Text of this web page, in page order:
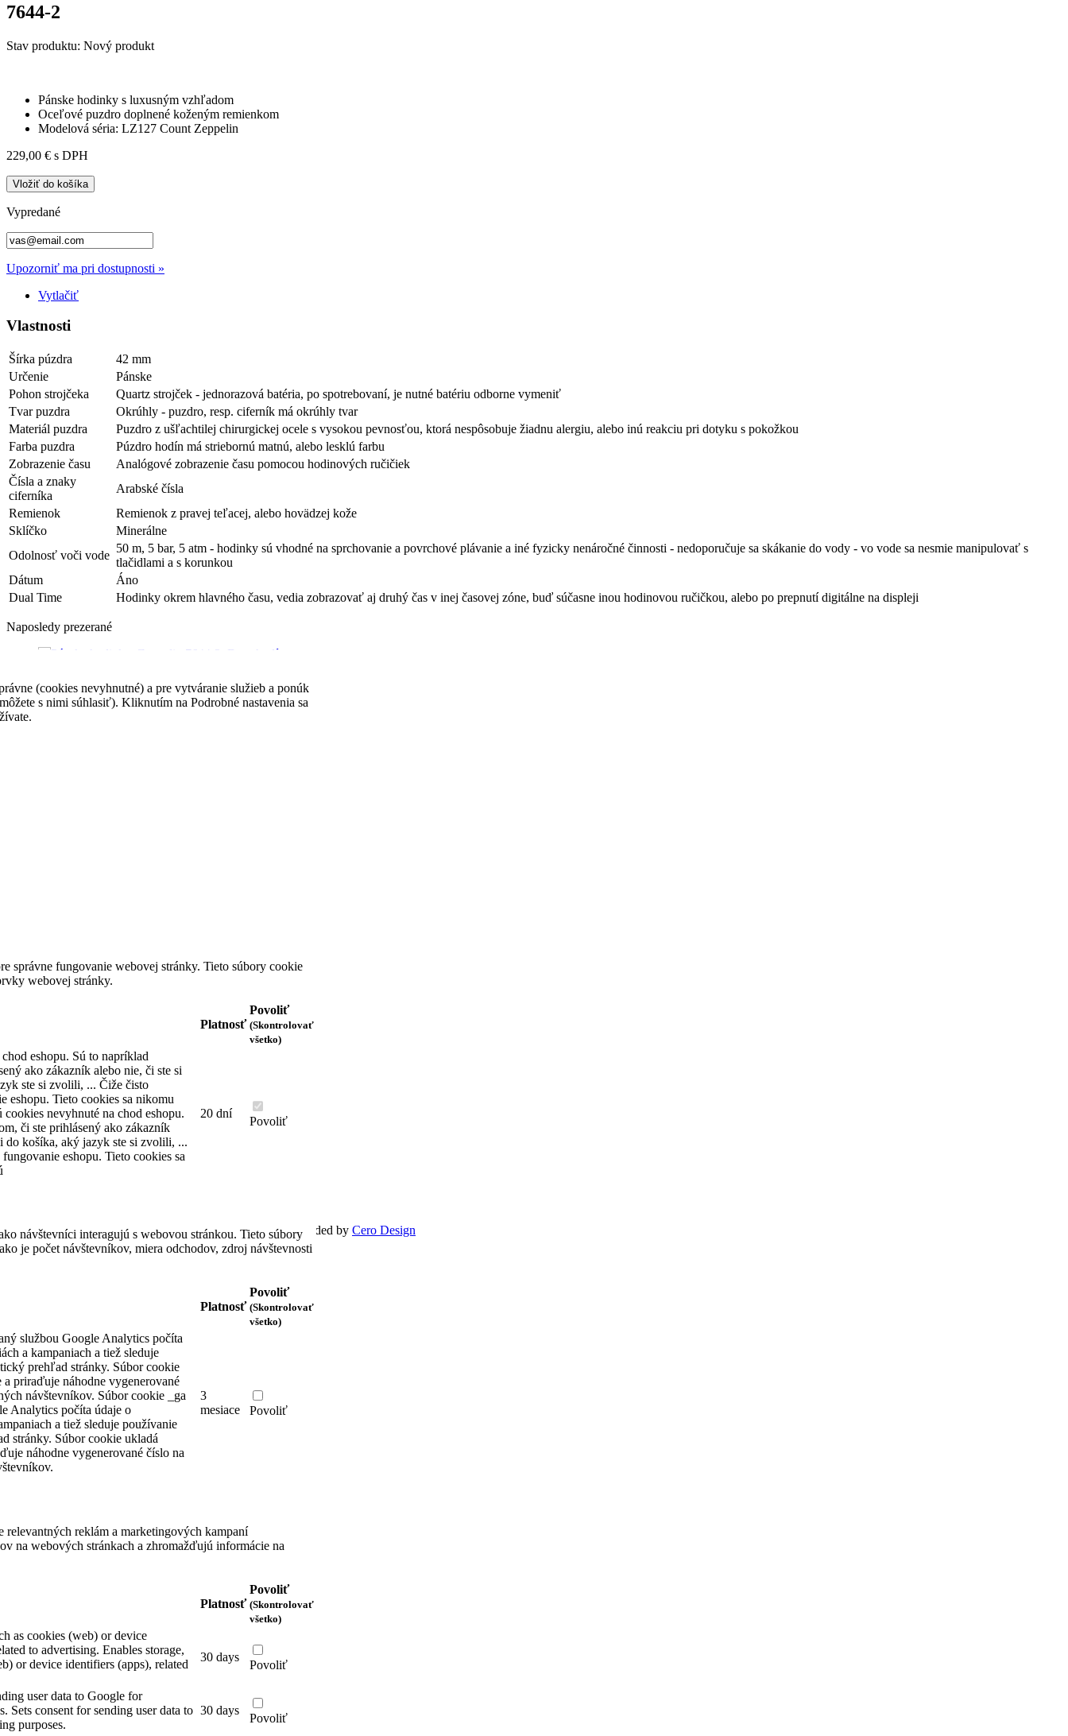
7644-2
Stav produktu: Nový produkt
Pánske hodinky s luxusným vzhľadom
Oceľové puzdro doplnené koženým remienkom
Modelová séria: LZ127 Count Zeppelin
229,00 € s DPH
Vložiť do košíka
Vypredané
Upozorniť ma pri dostupnosti »
Vytlačiť
Vlastnosti
Šírka púzdra
42 mm
Určenie
Pánske
Pohon strojčeka
Quartz strojček - jednorazová batéria, po spotrebovaní, je nutné batériu odborne vymeniť
Tvar puzdra
Okrúhly - puzdro, resp. ciferník má okrúhly tvar
Materiál puzdra
Puzdro z ušľachtilej chirurgickej ocele s vysokou pevnosťou, ktorá nespôsobuje žiadnu alergiu, alebo inú reakciu pri dotyku s pokožkou
Farba puzdra
Púzdro hodín má striebornú matnú, alebo lesklú farbu
Zobrazenie času
Analógové zobrazenie času pomocou hodinových ručičiek
Čísla a znaky
ciferníka
Arabské čísla
Remienok
Remienok z pravej teľacej, alebo hovädzej kože
Sklíčko
Minerálne
Odolnosť voči vode
50 m, 5 bar, 5 atm - hodinky sú vhodné na sprchovanie a povrchové plávanie a iné fyzicky nenáročné činnosti - nedoporučuje sa skákanie do vody - vo vode sa nesmie manipulovať s
tlačidlami a s korunkou
Dátum
Áno
Dual Time
Hodinky okrem hlavného času, vedia zobrazovať aj druhý čas v inej časovej zóne, buď súčasne inou hodinovou ručičkou, alebo po prepnutí digitálne na displeji
Naposledy prezerané
Rýchly náhľad
229,00 €Vypredané
Zasielanie noviniek
KONTAKTNÉ INFORMÁCIE
Dom hodín MAX
Karadžičova 10
(stará adresa Vajnorská 47)
821 08 Bratislava
Slovenská republika
Telefón: +421 2 4445 2222
Email: predajna@domhodinmax.sk
© 2020 AutoTel Bratislava spol. s r.o., All rights reserved, Coded by Cero Design
(cookies nevyhnutné) a pre vytváranie služieb a ponúk
s nimi súhlasiť). Kliknutím na Podrobné nastavenia sa
správne fungovanie webovej stránky. Tieto súbory cookie
webovej stránky.
Platnosť
Povoliť
(Skontrolovať
všetko)
eshopu. Sú to napríklad
ako zákazník alebo nie, či ste si
ste si zvolili, ... Čiže čisto
eshopu. Tieto cookies sa nikomu
cookies nevyhnuté na chod eshopu.
či ste prihlásený ako zákazník
do košíka, aký jazyk ste si zvolili, ...
eshopu. Tieto cookies sa
20 dní
Povoliť
návštevníci interagujú s webovou stránkou. Tieto súbory
je počet návštevníkov, miera odchodov, zdroj návštevnosti
Platnosť
Povoliť
(Skontrolovať
všetko)
službou Google Analytics počíta
a kampaniach a tiež sleduje
prehľad stránky. Súbor cookie
priraďuje náhodne vygenerované
návštevníkov. Súbor cookie _ga
Analytics počíta údaje o
a tiež sleduje používanie
stránky. Súbor cookie ukladá
náhodne vygenerované číslo na
3
mesiace
Povoliť
reklám a marketingových kampaní
na webových stránkach a zhromažďujú informácie na
Platnosť
Povoliť
(Skontrolovať
všetko)
as cookies (web) or device
to advertising. Enables storage,
or device identifiers (apps), related
30 days
Povoliť
user data to Google for
Sets consent for sending user data to
purposes.
30 days
Povoliť